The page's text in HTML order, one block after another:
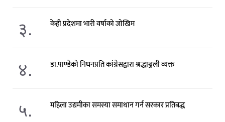
३. केही प्रदेशमा भारी वर्षाको जोखिम
४. डा.पाण्डेको निधनप्रति कांग्रेसद्वारा श्रद्धाञ्जली व्यक्त
५. महिला उद्यमीका समस्या समाधान गर्न सरकार प्रतिबद्ध